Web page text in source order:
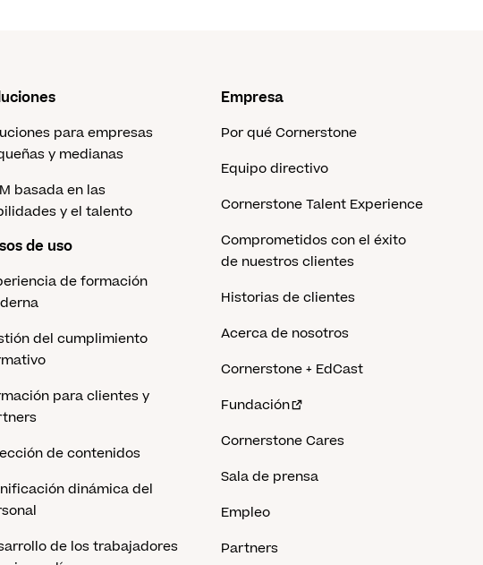
para empresas
y medianas
basada en las
y el talento
de uso
de formación
del cumplimiento
para clientes y
de contenidos
dinámica del
de los trabajadores
Empresa
Por qué Cornerstone
Equipo directivo
Cornerstone Talent Experience
Comprometidos con el éxito
de nuestros clientes
Historias de clientes
Acerca de nosotros
Cornerstone + EdCast
Fundación
Cornerstone Cares
Sala de prensa
Empleo
Partners